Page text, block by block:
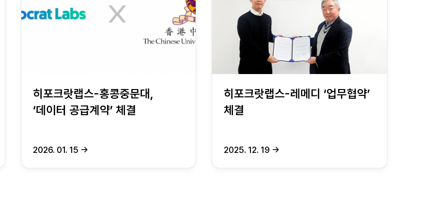
히포크랏랩스-홍콩중문대,
‘데이터 공급계약’ 체결
2026. 01. 15 →
히포크랏랩스-레메디 ‘업무협약’
체결
2025. 12. 19 →